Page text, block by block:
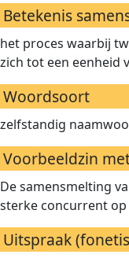
Betekenis
het proces waarbij
zich tot een eenheid
Woordsoort
zelfstandig
Voorbeeldzin
De samensmelting
sterke concurrent
Uitspraak